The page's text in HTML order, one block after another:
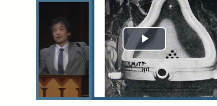
Play
Video